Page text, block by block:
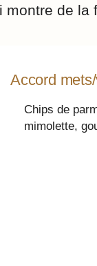
montre de la
Accord
Chips de
mimolette,